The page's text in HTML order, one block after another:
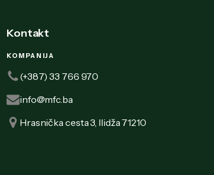
Kontakt
KOMPANIJA
(+387) 33 766 970
info@mfc.ba
Hrasnička cesta 3, Ilidža 71210